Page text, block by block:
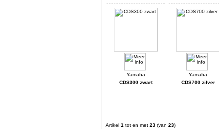
CDS300 zwart CDS700 zilver
Artikel 1 tot en met 23 (van 23)